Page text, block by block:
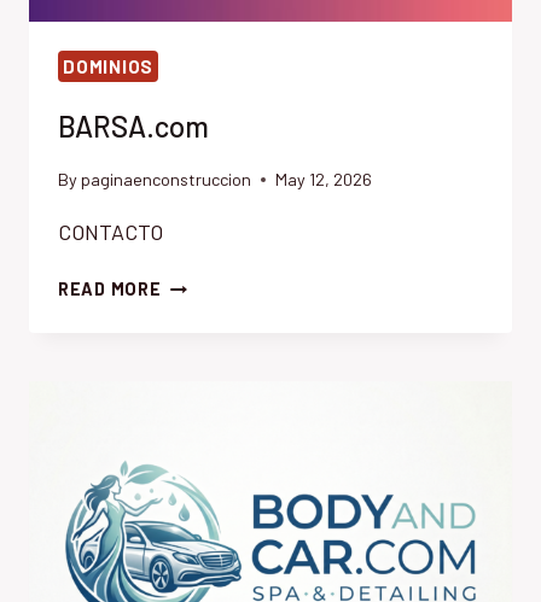
DOMINIOS
BARSA.com
By paginaenconstruccion May 12, 2026
CONTACTO
READ MORE BARSA.COM